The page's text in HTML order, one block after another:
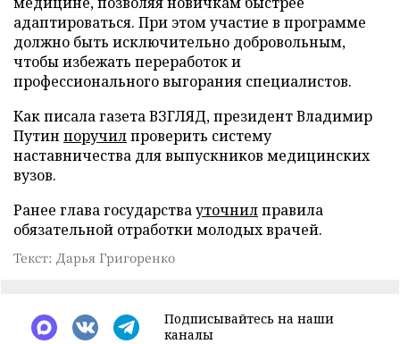
адаптироваться. При этом участие в программе
должно быть исключительно добровольным,
чтобы избежать переработок и
профессионального выгорания специалистов.
Как писала газета ВЗГЛЯД, президент Владимир
Путин поручилпроверить систему
наставничества для выпускников медицинских
вузов.
Ранее глава государствауточнилправила
обязательной отработки молодых врачей.
Текст: Дарья Григоренко
Подписывайтесь на наши
каналы